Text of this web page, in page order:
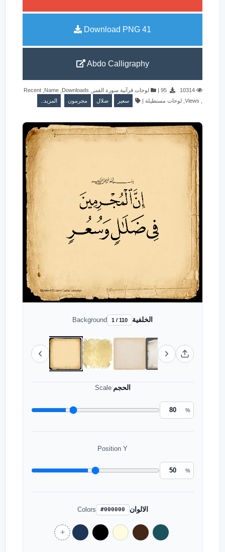
Download PNG 41
Abdo Calligraphy
10314
95
| لوحات قرآنية سورة القمر,
Downloads
,
Name
,
Recent
Views
, لوحات مستطيلة | سعير ضلال مجرمون المزيد..
Background 1 / 110 الخلفية
Scale/الحجم
%
Position Y
%
Colors #000000 الالوان